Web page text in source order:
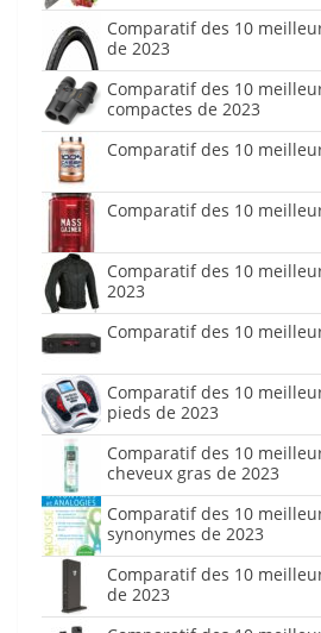
Comparatif des 10
de 2023
Comparatif des 10
compactes de 2023
Comparatif des 10
Comparatif des 10
Comparatif des 10
2023
Comparatif des 10
Comparatif des 10
pieds de 2023
Comparatif des 10
cheveux gras de 2023
Comparatif des 10
synonymes de 2023
Comparatif des 10
de 2023